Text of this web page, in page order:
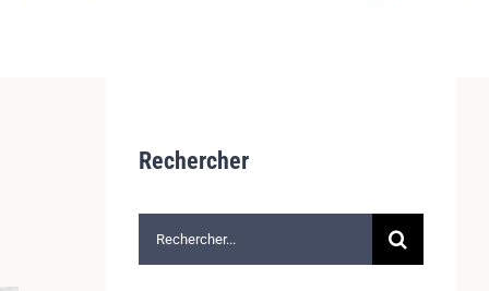
Rechercher
Rechercher: